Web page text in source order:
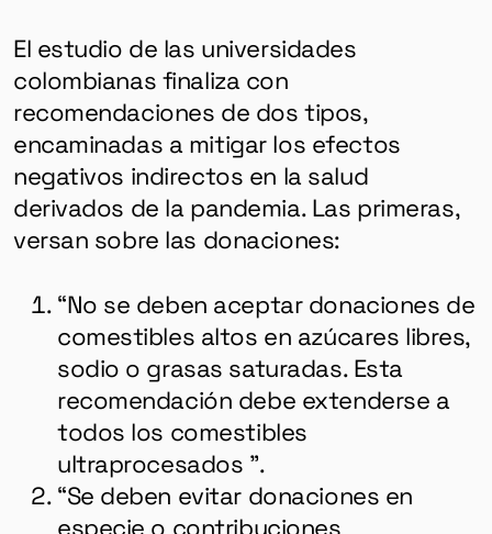
El estudio de las universidades
colombianas finaliza con
recomendaciones de dos tipos,
encaminadas a mitigar los efectos
negativos indirectos en la salud
derivados de la pandemia. Las primeras,
versan sobre las donaciones:
“No se deben aceptar donaciones de
comestibles altos en azúcares libres,
sodio o grasas saturadas. Esta
recomendación debe extenderse a
todos los comestibles
ultraprocesados ​​”.
“Se deben evitar donaciones en
especie o contribuciones